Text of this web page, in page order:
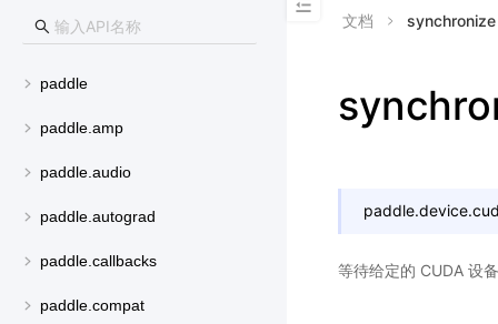
paddle
paddle.amp
paddle.audio
paddle.autograd
paddle.callbacks
paddle.compat
文档 synchronize
等待给定的 CUDA 设